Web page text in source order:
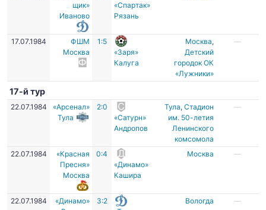
щик»
Иваново
«Спартак»
Рязань
17.07.1984
ФШМ
Москва
1:5
«Заря»
Калуга
Москва,
Детский
городок ОК
«Лужники»
—
17-й тур
22.07.1984
«Арсенал»
Тула
2:0
«Сатурн»
Андропов
Тула,Стадион
им. 50-летия
Ленинского
комсомола
—
22.07.1984
«Красная
Пресня»
Москва
0:4
«Динамо»
Кашира
Москва —
22.07.1984
«Динамо»
3:2
Вологда —